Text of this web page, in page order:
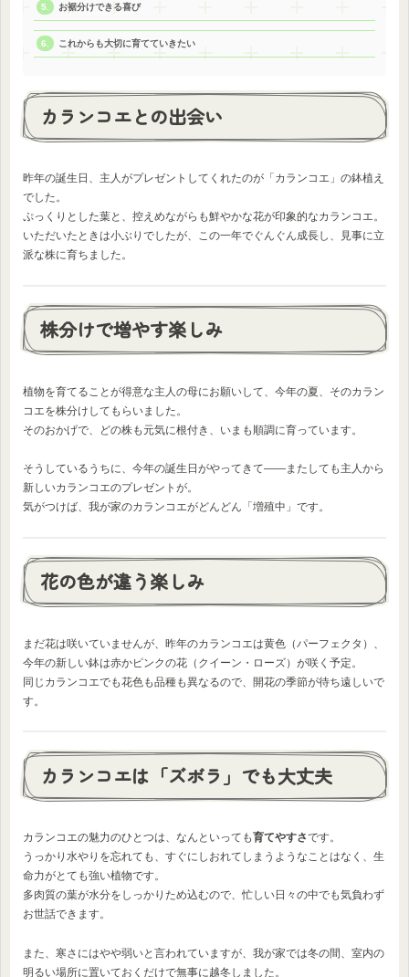
お裾分けできる喜び
これからも大切に育てていきたい
カランコエとの出会い
昨年の誕生日、主人がプレゼントしてくれたのが「カランコエ」の鉢植え
でした。
ぷっくりとした葉と、控えめながらも鮮やかな花が印象的なカランコエ。
いただいたときは小ぶりでしたが、この一年でぐんぐん成長し、見事に立
派な株に育ちました。
株分けで増やす楽しみ
植物を育てることが得意な主人の母にお願いして、今年の夏、そのカラン
コエを株分けしてもらいました。
そのおかげで、どの株も元気に根付き、いまも順調に育っています。
そうしているうちに、今年の誕生日がやってきて——またしても主人から
新しいカランコエのプレゼントが。
気がつけば、我が家のカランコエがどんどん「増殖中」です。
花の色が違う楽しみ
まだ花は咲いていませんが、昨年のカランコエは黄色（パーフェクタ）、
今年の新しい鉢は赤かピンクの花（クイーン・ローズ）が咲く予定。
同じカランコエでも花色も品種も異なるので、開花の季節が待ち遠しいで
す。
カランコエは「ズボラ」でも大丈夫
カランコエの魅力のひとつは、なんといっても育てやすさです。
うっかり水やりを忘れても、すぐにしおれてしまうようなことはなく、生
命力がとても強い植物です。
多肉質の葉が水分をしっかりため込むので、忙しい日々の中でも気負わず
お世話できます。
また、寒さにはやや弱いと言われていますが、我が家では冬の間、室内の
明るい場所に置いておくだけで無事に越冬しました。